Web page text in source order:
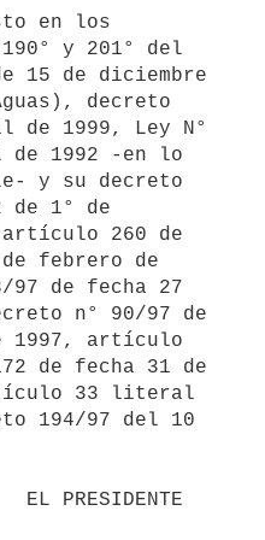
en los
y 201° del
15 de diciembre
decreto
de 1999, Ley N°
de 1992 -en lo
y su decreto
de 1° de
artículo 260 de
febrero de
97 de fecha 27
n° 90/97 de
1997, artículo
de fecha 31 de
33 literal
194/97 del 10